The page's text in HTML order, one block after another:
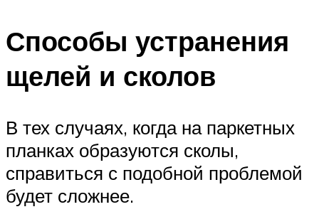
Способы устранения
щелей и сколов
В тех случаях, когда на паркетных
планках образуются сколы,
справиться с подобной проблемой
будет сложнее.